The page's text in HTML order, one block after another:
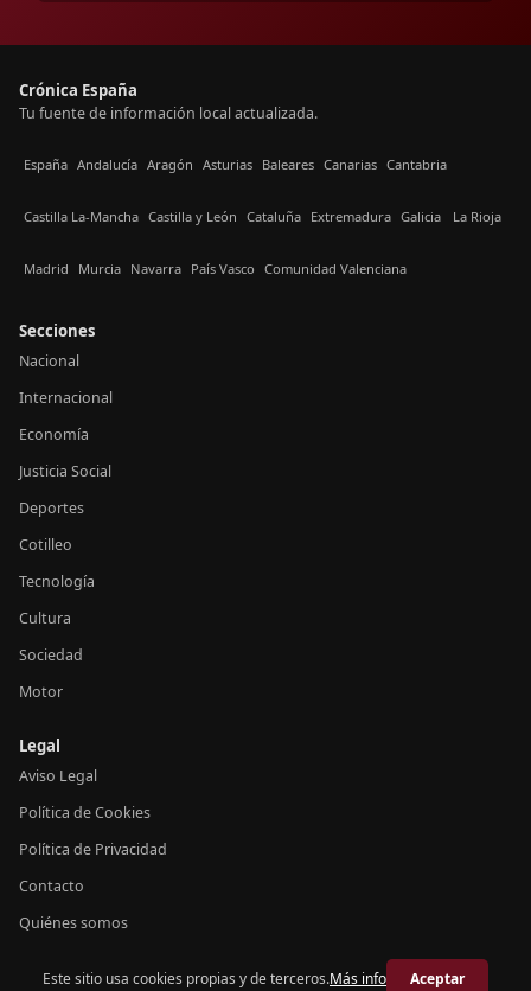
Crónica España
Tu fuente de información local actualizada.
España Andalucía Aragón Asturias Baleares Canarias Cantabria
Castilla La-Mancha Castilla y León Cataluña Extremadura Galicia La Rioja
Madrid Murcia Navarra País Vasco Comunidad Valenciana
Secciones
Nacional
Internacional
Economía
Justicia Social
Deportes
Cotilleo
Tecnología
Cultura
Sociedad
Motor
Legal
Aviso Legal
Política de Cookies
Política de Privacidad
Contacto
Quiénes somos
© 2026 Crónica España
Este sitio usa cookies propias y de terceros.Más info Aceptar